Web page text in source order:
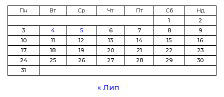
11:19
21 лип
На щиті повертається додому:
Краснопільська громада втратила 27-річного
Захисника Сергія Балабаєнка
11:00
19 лип
Музей, який був частиною життя
Пн Вт Ср Чт Пт Сб
Нд
1
2
3
4 5 6 7 8
9
10
11 12 13 14 15
16
17
18 19 20 21 22
23
24
25 26 27 28 29
30
31
« Лип